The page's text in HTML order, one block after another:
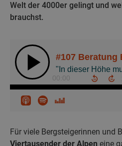
Welt der 4000er gelingt und
brauchst.
Für viele Bergsteigerinnen und
Viertausender der Alpen eine